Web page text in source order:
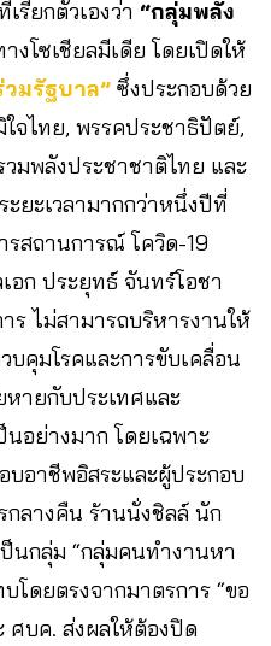
รียกตัวเองว่า “กลุ่มพลัง
งโซเชียลมีเดีย โดยเปิดให้
มรัฐบาล” ซึ่งประกอบด้วย
จไทย, พรรคประชาธิปัตย์,
มพลังประชาชาติไทย และ
ยะเวลามากกว่าหนึ่งปีที่
สถานการณ์ โควิด-19
อก ประยุทธ์ จันทร์โอชา
ร ไม่สามารถบริหารงานให้
บคุมโรคและการขับเคลื่อน
หายกับประเทศและ
อย่างมาก โดยเฉพาะ
อาชีพอิสระและผู้ประกอบ
กลางคืน ร้านนั่งชิลล์ นัก
นกลุ่ม “กลุ่ม​คนทำงานหา
โดยตรงจากมาตรการ “ขอ
ศบค. ส่งผลให้ต้องปิด